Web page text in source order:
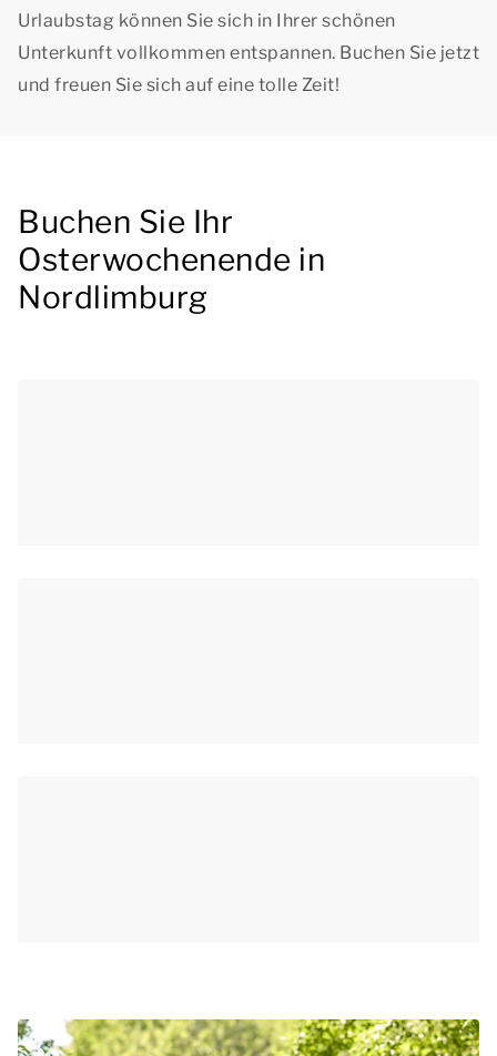
Urlaubstag können Sie sich in Ihrer schönen
Unterkunft vollkommen entspannen. Buchen Sie jetzt
und freuen Sie sich auf eine tolle Zeit!
Buchen Sie Ihr
Osterwochenende in
Nordlimburg